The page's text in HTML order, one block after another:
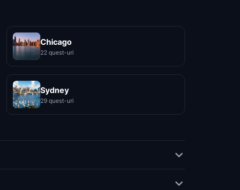
Chicago
22 quest-uri
Sydney
29 quest-uri